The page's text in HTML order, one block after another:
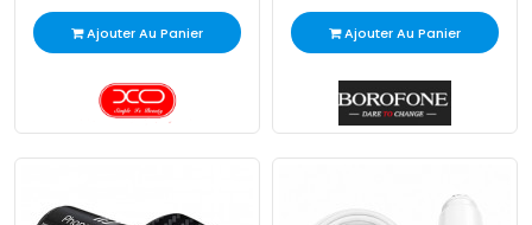
Ajouter Au Panier Ajouter Au Panier